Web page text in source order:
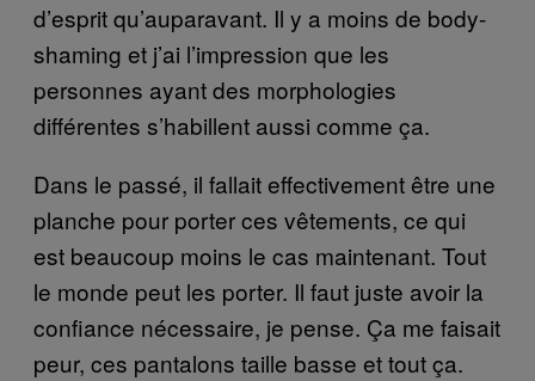
d’esprit qu’auparavant. Il y a moins de body-
shaming et j’ai l’impression que les
personnes ayant des morphologies
différentes s’habillent aussi comme ça.
Dans le passé, il fallait effectivement être une
planche pour porter ces vêtements, ce qui
est beaucoup moins le cas maintenant. Tout
le monde peut les porter. Il faut juste avoir la
confiance nécessaire, je pense. Ça me faisait
peur, ces pantalons taille basse et tout ça.